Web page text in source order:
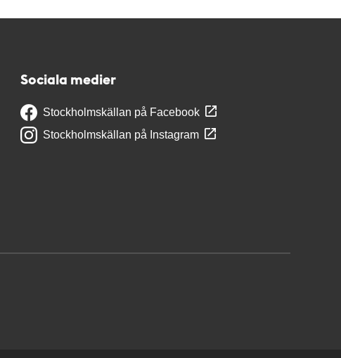
Sociala medier
Stockholmskällan på Facebook
Stockholmskällan på Instagram